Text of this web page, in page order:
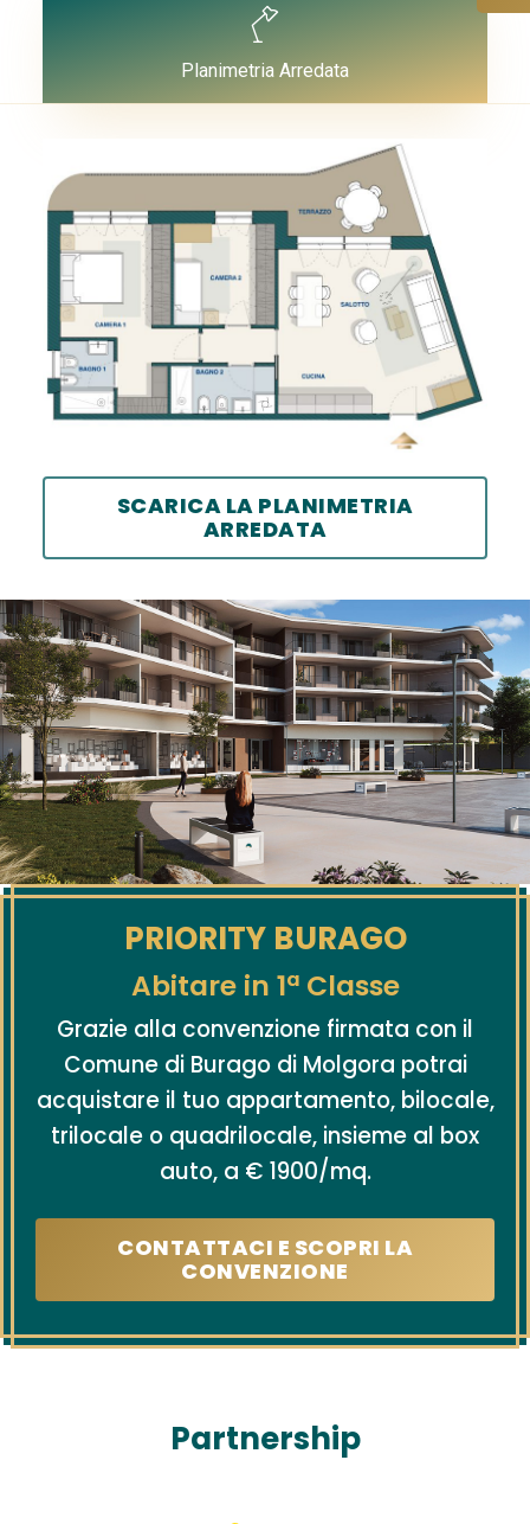
Planimetria Arredata
SCARICA LA PLANIMETRIA
ARREDATA
PRIORITY BURAGO
Abitare in 1ª Classe
Grazie alla convenzione firmata con il
Comune di Burago di Molgora potrai
acquistare il tuo appartamento, bilocale,
trilocale o quadrilocale, insieme al box
auto, a € 1900/mq.
CONTATTACI E SCOPRI LA
CONVENZIONE
Partnership
HOME
PROGETTO
APPARTAMENTI
INTERNI
BENESSERE
LOCATION
CONTATTI